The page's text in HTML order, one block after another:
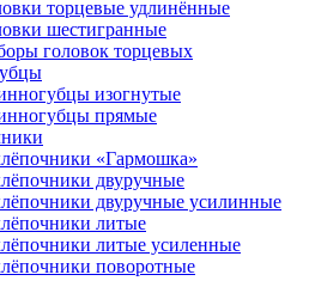
торцевые удлинённые
шестигранные
головок торцевых
изогнутые
прямые
«Гармошка»
двуручные
двуручные усилинные
литые
литые усиленные
поворотные